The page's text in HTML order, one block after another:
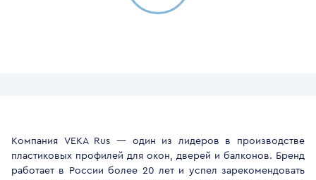
Компания VEKA Rus — один из лидеров в производстве
пластиковых профилей для окон, дверей и балконов. Бренд
работает в России более 20 лет и успел зарекомендовать